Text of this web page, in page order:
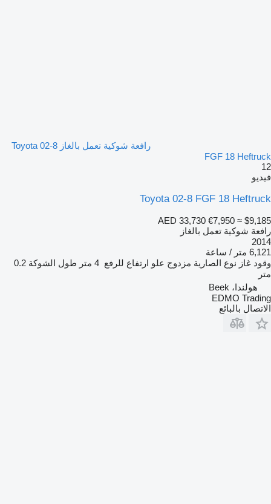
رافعة شوكية تعمل بالغاز Toyota 02-8
FGF 18 Heftruck
12
فيديو
Toyota 02-8 FGF 18 Heftruck
AED 33,730 €7,950 ≈ $9,185
رافعة شوكية تعمل بالغاز
2014
6,121 متر / ساعة
وقود غاز نوع الصارية مزدوج علو ارتفاع للرفع 4 متر طول الشوكة 0.2
متر
هولندا، Beek
EDMO Trading
الاتصال بالبائع